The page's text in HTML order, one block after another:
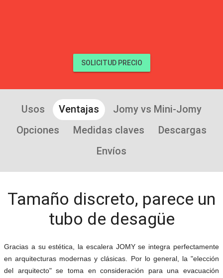
SOLICITUD PRECIO
Usos Ventajas
Jomy vs Mini-Jomy
Opciones
Medidas claves
Descargas
Envíos
Tamaño discreto, parece un
tubo de desagüe
Gracias a su estética, la escalera JOMY se integra perfectamente
en arquitecturas modernas y clásicas. Por lo general, la "elección
del arquitecto" se toma en consideración para una evacuación